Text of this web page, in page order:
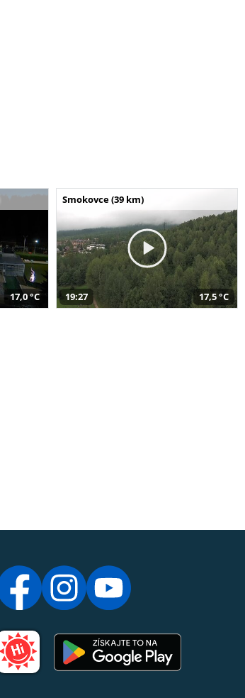
17,0 °C
Smokovce (39 km)
19:27 17,5 °C